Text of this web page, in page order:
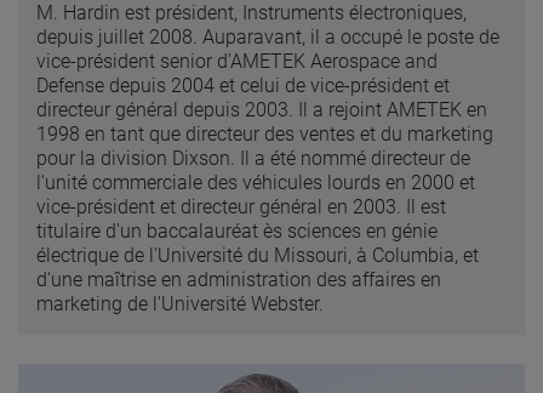
M. Hardin est président, Instruments électroniques,
depuis juillet 2008. Auparavant, il a occupé le poste de
vice-président senior d'AMETEK Aerospace and
Defense depuis 2004 et celui de vice-président et
directeur général depuis 2003. Il a rejoint AMETEK en
1998 en tant que directeur des ventes et du marketing
pour la division Dixson. Il a été nommé directeur de
l'unité commerciale des véhicules lourds en 2000 et
vice-président et directeur général en 2003. Il est
titulaire d'un baccalauréat ès sciences en génie
électrique de l'Université du Missouri, à Columbia, et
d'une maîtrise en administration des affaires en
marketing de l'Université Webster.